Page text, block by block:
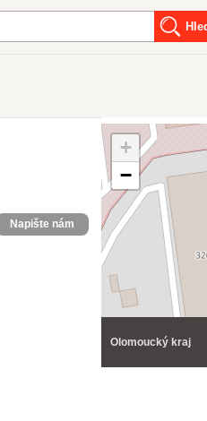
Napište nám
+
−
Olomoucký kraj